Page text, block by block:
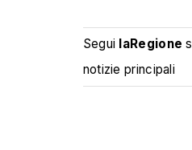
Segui laRegione
notizie principali